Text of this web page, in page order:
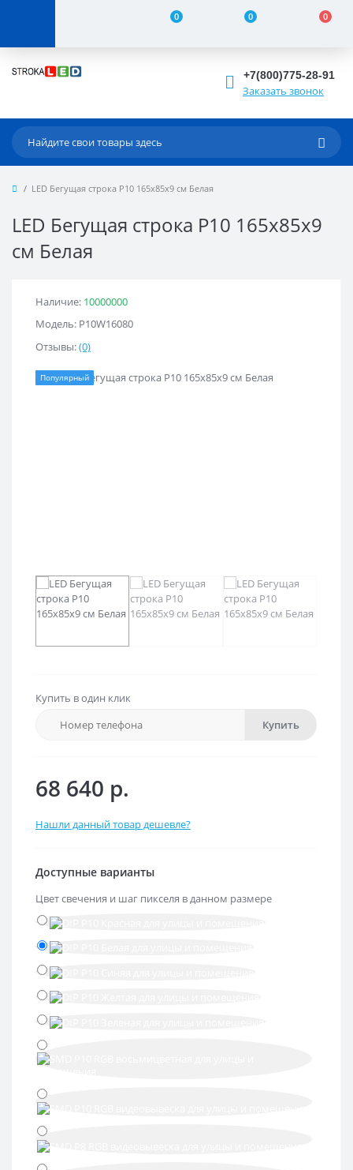
0 0 0
+7(800)775-28-91
Заказать звонок
LED Бегущая строка Р10 165x85x9 см Белая
LED Бегущая строка Р10 165x85x9
см Белая
Наличие: 10000000
Модель: Р10W16080
Отзывы:(0)
Популярный
Купить в один клик
Купить
68 640 р.
Нашли данный товар дешевле?
Доступные варианты
Цвет свечения и шаг пикселя в данном размере